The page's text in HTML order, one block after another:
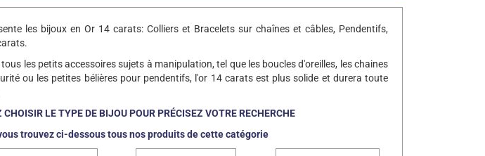
les bijoux en Or 14 carats: Colliers et Bracelets sur chaînes et câbles, Pendentifs,
les petits accessoires sujets à manipulation, tel que les boucles d'oreilles, les chaines
ou les petites bélières pour pendentifs, l'or 14 carats est plus solide et durera toute
CHOISIR LE TYPE DE BIJOU POUR PRÉCISEZ VOTRE RECHERCHE
trouvez ci-dessous tous nos produits de cette catégorie